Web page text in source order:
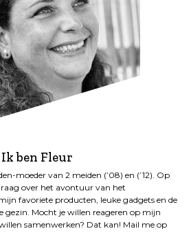
Ik ben Fleur
moeder van 2 meiden (’08) en (’12). Op
over het avontuur van het
favoriete producten, leuke gadgets en de
gezin. Mocht je willen reageren op mijn
samenwerken? Dat kan! Mail me op